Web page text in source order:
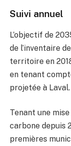
Suivi annuel
L’objectif de
de l’inventaire
territoire en
en tenant
projetée à Laval.
Tenant une
carbone depuis
premières